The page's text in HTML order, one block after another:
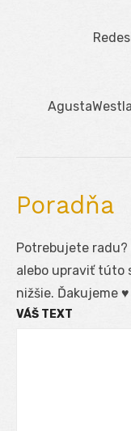
Navigácia
Next
Poradňa
Potrebujete
alebo upraviť túto
nižšie. Ďakujeme ♥
VÁŠ TEXT